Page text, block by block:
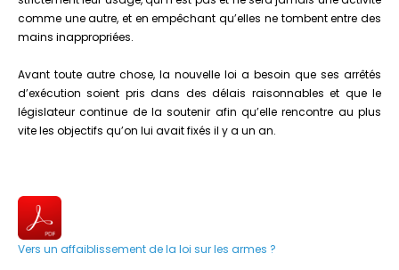
comme une autre, et en empêchant qu’elles ne tombent entre des
mains inappropriées.
Avant toute autre chose, la nouvelle loi a besoin que ses arrêtés
d’exécution soient pris dans des délais raisonnables et que le
législateur continue de la soutenir afin qu’elle rencontre au plus
vite les objectifs qu’on lui avait fixés il y a un an.
Vers un affaiblissement de la loi sur les armes ?